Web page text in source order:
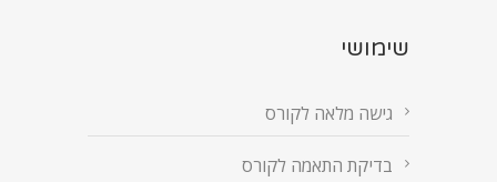
שימושי
גישה מלאה לקורס
בדיקת התאמה לקורס